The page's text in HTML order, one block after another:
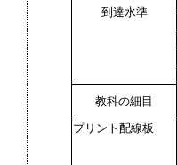
到達水準
教科の細目
プリント配線板